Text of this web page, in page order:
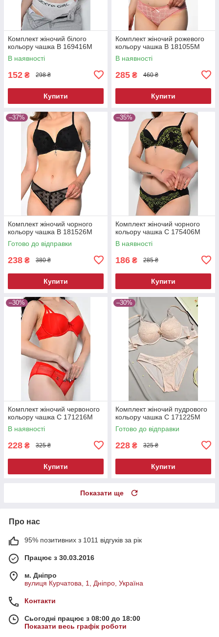
Комплект жіночий білого
кольору чашка В 169416M
В наявності
152 ₴ 298 ₴
Купити
Комплект жіночий рожевого
кольору чашка В 181055M
В наявності
285 ₴ 460 ₴
Купити
–37%
Комплект жіночий чорного
кольору чашка В 181526M
Готово до відправки
238 ₴ 380 ₴
Купити
–35%
Комплект жіночий чорного
кольору чашка С 175406M
В наявності
186 ₴ 285 ₴
Купити
–30%
Комплект жіночий червоного
кольору чашка С 171216M
В наявності
228 ₴ 325 ₴
Купити
–30%
Комплект жіночий пудрового
кольору чашка С 171225M
Готово до відправки
228 ₴ 325 ₴
Купити
Показати ще
Про нас
95% позитивних з 1011 відгуків за рік
Працює з 30.03.2016
м. Дніпро
вулиця Курчатова, 1, Дніпро, Україна
Контакти
Сьогодні працює з 08:00 до 18:00
Показати весь графік роботи